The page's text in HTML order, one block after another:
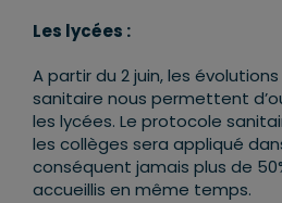
Les lycées :
A partir du 2 juin, les
sanitaire nous permettent
les lycées. Le protocole
les collèges sera appliqué
conséquent jamais plus de
accueillis en même temps.